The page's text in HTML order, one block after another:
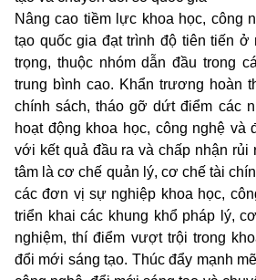
Nâng cao tiềm lực khoa học, công
tạo quốc gia đạt trình độ tiên tiến
trọng, thuộc nhóm dẫn đầu trong
trung bình cao. Khẩn trương hoàn
chính sách, tháo gỡ dứt điểm các
hoạt động khoa học, công nghệ và
với kết quả đầu ra và chấp nhận rủi
tâm là cơ chế quản lý, cơ chế tài
các đơn vị sự nghiệp khoa học,
triển khai các khung khổ pháp lý,
nghiệm, thí điểm vượt trội trong
đổi mới sáng tạo. Thúc đẩy mạnh